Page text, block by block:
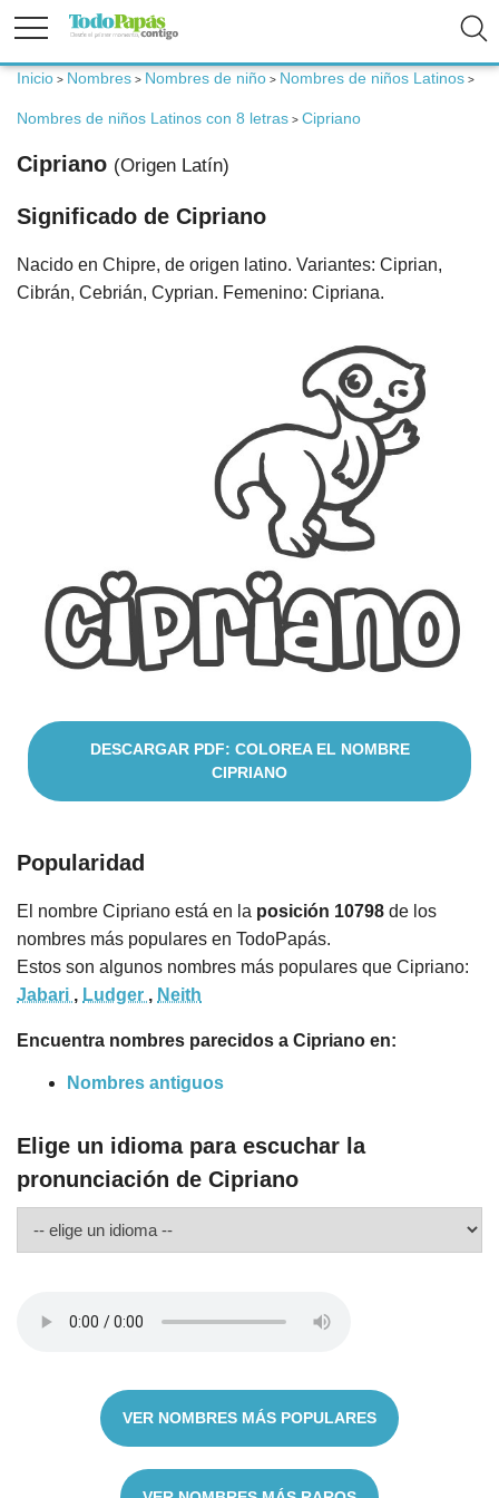
Fertilidad
Embarazo
Bebé
Niños
Inicio > Nombres > Nombres de niño > Nombres de niños Latinos >
Nombres de niños Latinos con 8 letras > Cipriano
Cipriano (Origen Latín)
Significado de Cipriano
Nacido en Chipre, de origen latino. Variantes: Ciprian,
Cibrán, Cebrián, Cyprian. Femenino: Cipriana.
DESCARGAR PDF: COLOREA EL NOMBRE
CIPRIANO
Popularidad
El nombre Cipriano está en la posición 10798 de los
nombres más populares en TodoPapás.
Estos son algunos nombres más populares que Cipriano:
Jabari , Ludger , Neith
Encuentra nombres parecidos a Cipriano en:
Nombres antiguos
Elige un idioma para escuchar la
pronunciación de Cipriano
VER NOMBRES MÁS POPULARES